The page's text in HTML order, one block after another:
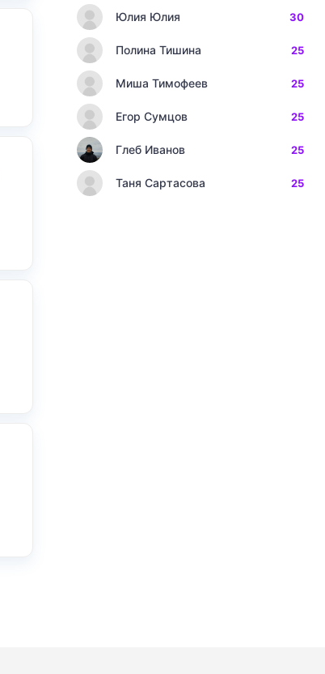
Юлия Юлия 30
Полина Тишина 25
Миша Тимофеев 25
Егор Сумцов 25
Глеб Иванов 25
Таня Сартасова 25